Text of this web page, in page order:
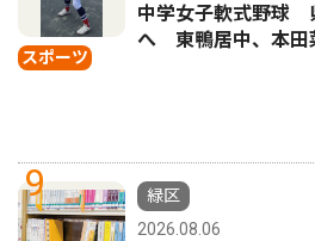
スポーツ
中学女子軟式野球
へ 東鴨居中、本田
9
緑区
2026.08.06